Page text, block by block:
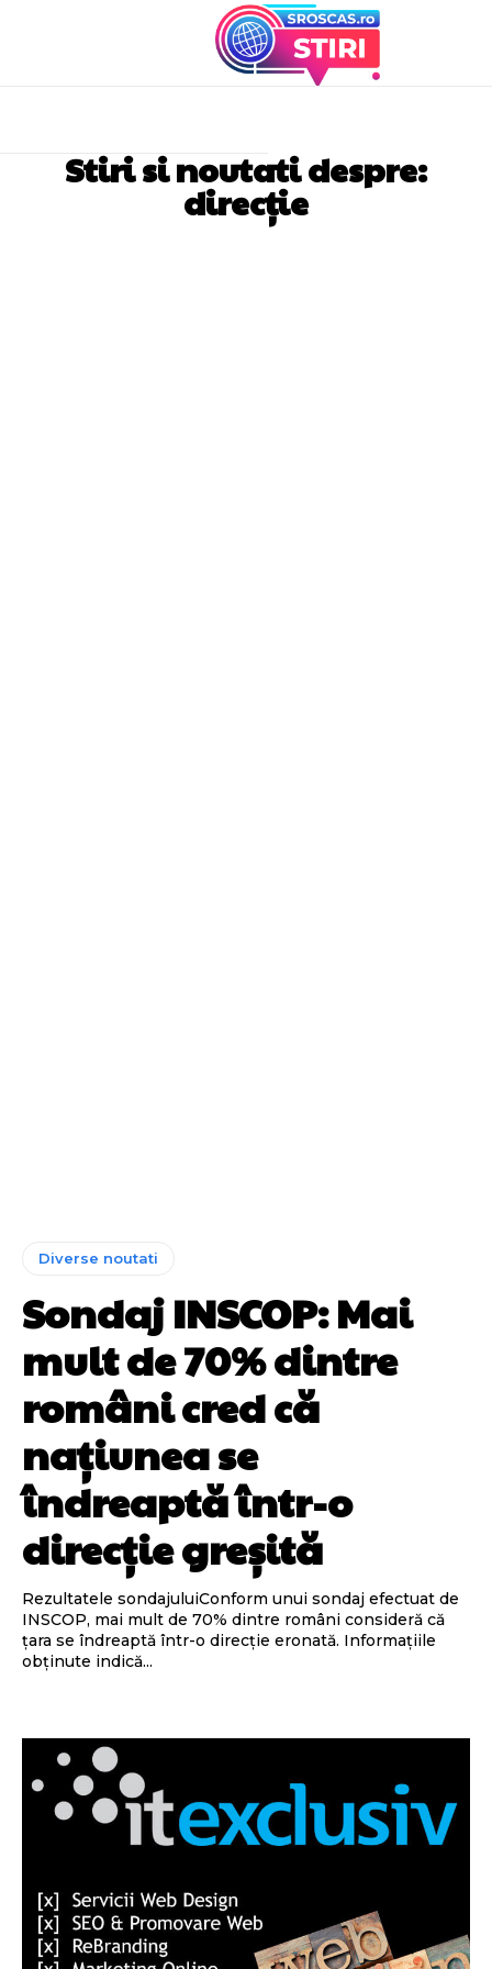
Stiri si noutati despre:
direcție
Diverse noutati
Sondaj INSCOP: Mai
mult de 70% dintre
români cred că
naţiunea se
îndreaptă într-o
direcţie greşită
Rezultatele sondajuluiConform unui sondaj efectuat de
INSCOP, mai mult de 70% dintre români consideră că
țara se îndreaptă într-o direcție eronată. Informațiile
obținute indică...